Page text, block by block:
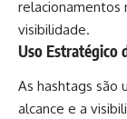
relacionamentos
visibilidade.
Uso Estratégico
As hashtags são
alcance e a